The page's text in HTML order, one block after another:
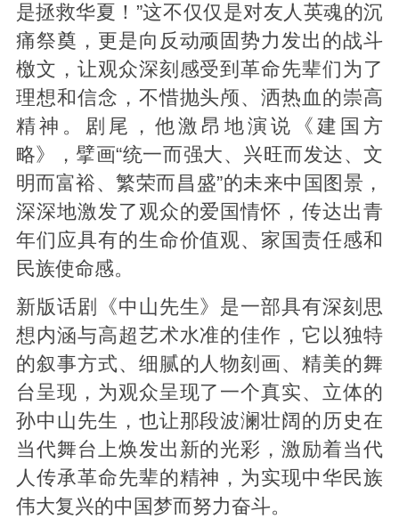
是拯救华夏！”这不仅仅是对友人英魂的沉
痛祭奠，更是向反动顽固势力发出的战斗
檄文，让观众深刻感受到革命先辈们为了
理想和信念，不惜抛头颅、洒热血的崇高
精神。剧尾，他激昂地演说《建国方
略》，擘画“统一而强大、兴旺而发达、文
明而富裕、繁荣而昌盛”的未来中国图景，
深深地激发了观众的爱国情怀，传达出青
年们应具有的生命价值观、家国责任感和
民族使命感。
新版话剧《中山先生》是一部具有深刻思
想内涵与高超艺术水准的佳作，它以独特
的叙事方式、细腻的人物刻画、精美的舞
台呈现，为观众呈现了一个真实、立体的
孙中山先生，也让那段波澜壮阔的历史在
当代舞台上焕发出新的光彩，激励着当代
人传承革命先辈的精神，为实现中华民族
伟大复兴的中国梦而努力奋斗。